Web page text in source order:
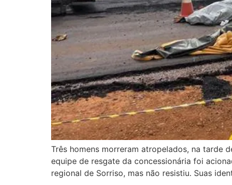
Três homens morreram atropelados, na tarde
equipe de resgate da concessionária foi
regional de Sorriso, mas não resistiu. Suas